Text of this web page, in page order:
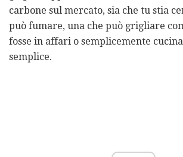
carbone sul mercato, sia che tu stia
può fumare, una che può grigliare
fosse in affari o semplicemente
semplice.